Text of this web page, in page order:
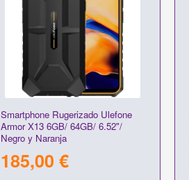
Smartphone Rugerizado Ulefone
Armor X13 6GB/ 64GB/ 6.52"/
Negro y Naranja
185,00 €